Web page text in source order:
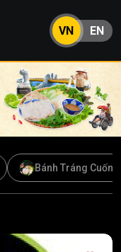
VN EN
Bánh Tráng Cuốn